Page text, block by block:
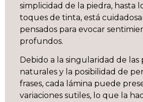
simplicidad de la piedra, hasta
toques de tinta, está
pensados para evocar
profundos.
Debido a la singularidad de las
naturales y la posibilidad de
frases, cada lámina puede
variaciones sutiles, lo que la